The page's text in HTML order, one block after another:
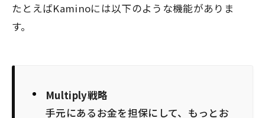
たとえばKaminoには以下のような機能がありま
す。
Multiply戦略
手元にあるお金を担保にして、もっとお